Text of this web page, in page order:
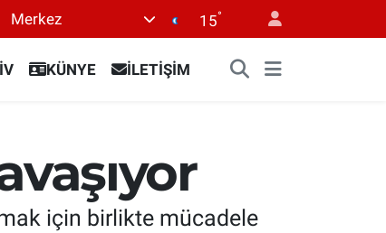
Merkez 15°
KÜNYE İLETİŞİM
için birlikte mücadele